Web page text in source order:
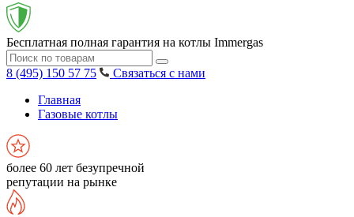
Бесплатная полная гарантия на котлы Immergas
8 (495) 150 57 75
Связаться с нами
Главная
Газовые котлы
более 60 лет безупречной
репутации на рынке